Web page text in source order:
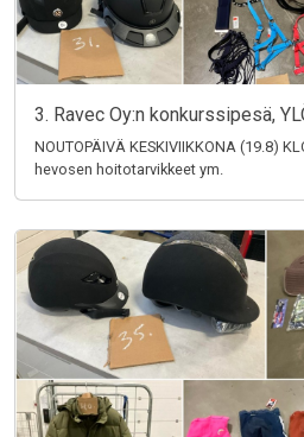
3. Ravec Oy:n konkurssipesä,
NOUTOPÄIVÄ KESKIVIIKKONA (19.8)
hevosen hoitotarvikkeet ym.